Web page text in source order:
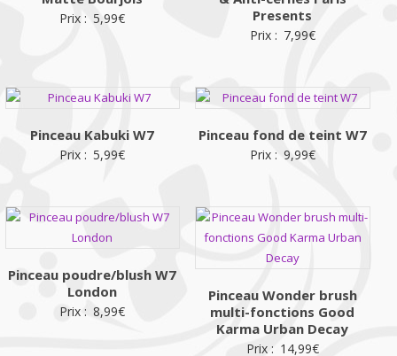
Prix : 5,99€
Presents
Prix : 7,99€
Pinceau Kabuki W7
Prix : 5,99€
Pinceau fond de teint W7
Prix : 9,99€
Pinceau poudre/blush W7
London
Prix : 8,99€
Pinceau Wonder brush
multi-fonctions Good
Karma Urban Decay
Prix : 14,99€